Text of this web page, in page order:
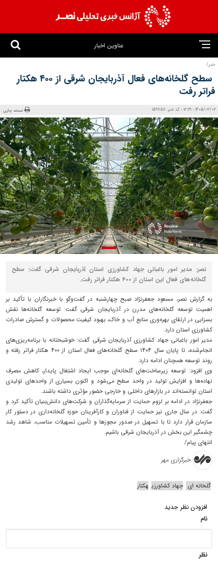
عناوین اخبار
خبر/
سطح گلخانه‌های فعال آذربایجان شرقی از ۴۰۰ هکتار
فراتر رفت
1405/02/02 - 12:31 - کد خبر: 159758 نسخه چاپی
نصر: مدیر امور باغبانی جهاد کشاورزی استان آذربایجان شرقی گفت: سطح
گلخانه‌های فعال این استان از ۴۰۰ هکتار فراتر رفت.
به گزارش نصر، مسعود جعفرنژاد صبح چهارشنبه در گفت‌وگو با خبرنگاران با تأکید بر
اهمیت توسعه گلخانه‌های مدرن در آذربایجان شرقی گفت: توسعه گلخانه‌ها نقش
بسزایی در ارتقای بهره‌وری منابع آب و خاک، بهبود کیفیت محصولات و گسترش صادرات
کشاورزی استان دارد.
مدیر امور باغبانی جهاد کشاورزی آذربایجان شرقی گفت: خوشبختانه با برنامه‌ریزی‌های
انجام‌شده، تا پایان سال ۱۴۰۴ سطح گلخانه‌های فعال استان از ۴۰۰ هکتار فراتر رفته و
روند توسعه همچنان ادامه دارد.
وی افزود: توسعه زیرساخت‌های گلخانه‌ای موجب ایجاد اشتغال پایدار، کاهش مصرف
نهاده‌ها و افزایش تولید در واحد سطح می‌شود و اکنون بسیاری از واحدهای تولیدی
استان توانسته‌اند در بازارهای داخلی و خارجی حضور مؤثری داشته باشند.
جعفرنژاد در ادامه بر لزوم حمایت از سرمایه‌گذاران و شرکت‌های دانش‌بنیان تأکید کرد و
گفت: در سال جاری نیز حمایت از فناوران و کارآفرینان حوزه گلخانه‌داری در دستور کار
سازمان قرار دارد تا با تسهیل در صدور مجوزها و تأمین تسهیلات مناسب، شاهد رشد
چشمگیر این بخش در آذربایجان شرقی باشیم.
انتهای پیام/
خبرگزاری مهر
گلخانه ای جهاد کشاورزی هکتار
افزودن نظر جدید
نام
نظر